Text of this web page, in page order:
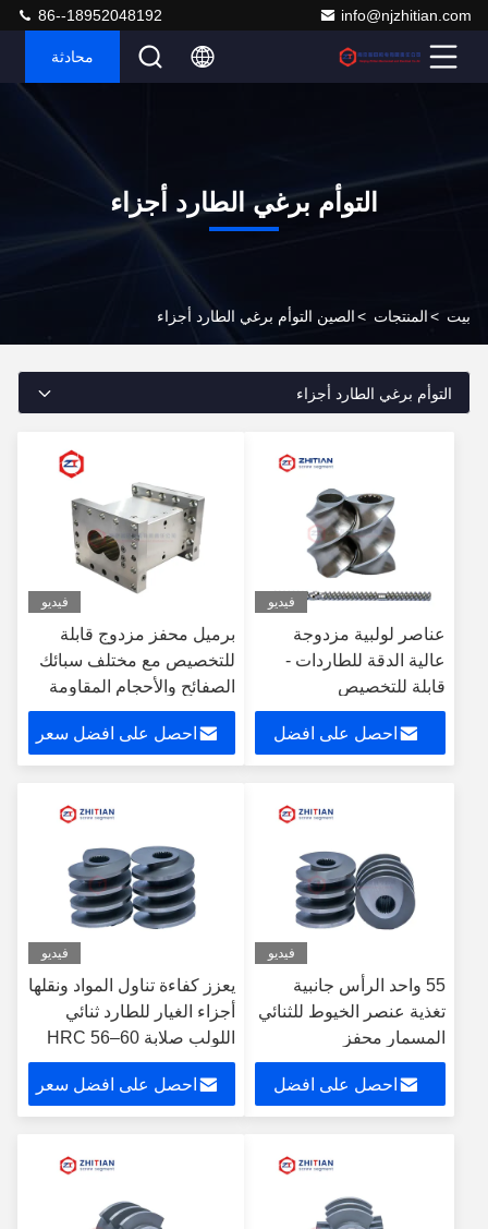
info@njzhitian.com
86--18952048192
محادثة
التوأم برغي الطارد أجزاء
بيت >المنتجات >الصين التوأم برغي الطارد أجزاء
التوأم برغي الطارد أجزاء
فيديو
عناصر لولبية مزدوجة
عالية الدقة للطاردات -
قابلة للتخصيص
احصل على افضل
فيديو
برميل محفز مزدوج قابلة
للتخصيص مع مختلف سبائك
الصفائح والأحجام المقاومة
للارتداء
احصل على افضل سعر
فيديو
55 واحد الرأس جانبية
تغذية عنصر الخيوط للثنائي
المسمار محفز
احصل على افضل
فيديو
يعزز كفاءة تناول المواد ونقلها
أجزاء الغيار للطارد ثنائي
اللولب صلابة HRC 56–60
احصل على افضل سعر